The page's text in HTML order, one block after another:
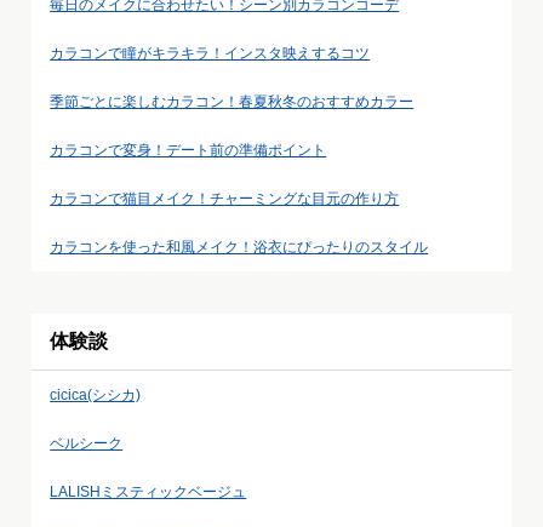
毎日のメイクに合わせたい！シーン別カラコンコーデ
カラコンで瞳がキラキラ！インスタ映えするコツ
季節ごとに楽しむカラコン！春夏秋冬のおすすめカラー
カラコンで変身！デート前の準備ポイント
カラコンで猫目メイク！チャーミングな目元の作り方
カラコンを使った和風メイク！浴衣にぴったりのスタイル
体験談
cicica(シシカ)
ベルシーク
LALISHミスティックベージュ